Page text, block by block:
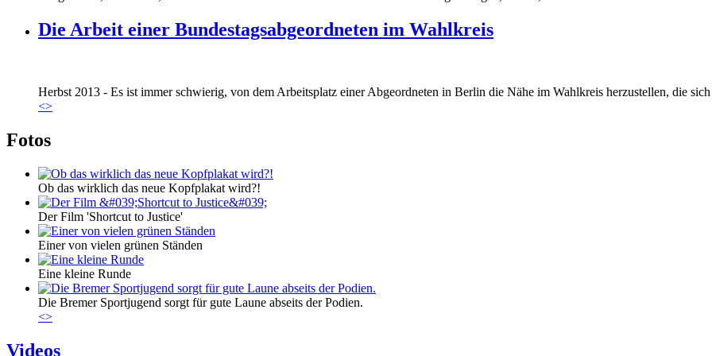
Die Arbeit einer Bundestagsabgeordneten im Wahlkreis
Marie_und_Wahlkreis.jpg
Marie_und_Wahlkreis.jpg
Herbst 2013 - Es ist immer schwierig, von dem Arbeitsplatz einer Abgeordneten in Berlin die Nähe im Wahlkreis herzustellen, die
<>
Fotos
Ob das wirklich das neue Kopfplakat wird?!
Der Film 'Shortcut to Justice'
Einer von vielen grünen Ständen
Eine kleine Runde
Die Bremer Sportjugend sorgt für gute Laune abseits der Podien.
<>
Videos